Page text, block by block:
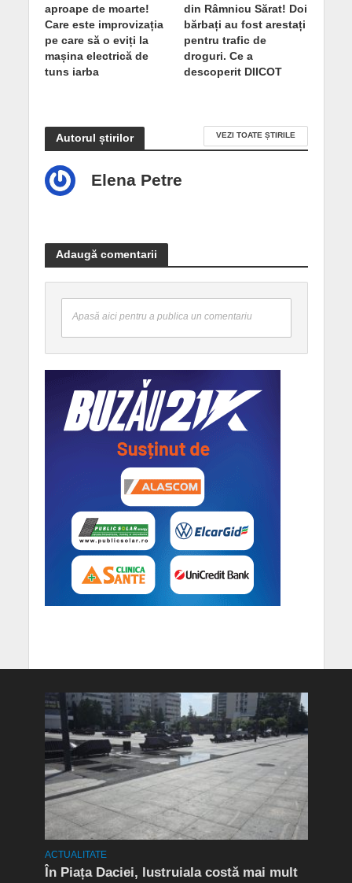
aproape de moarte!
Care este improvizația
pe care să o eviți la
mașina electrică de
tuns iarba
din Râmnicu Sărat! Doi
bărbați au fost arestați
pentru trafic de
droguri. Ce a
descoperit DIICOT
Autorul știrilor VEZI TOATE ȘTIRILE
Elena Petre
Adaugă comentarii
Apasă aici pentru a publica un comentariu
ACTUALITATE
În Piața Daciei, lustruiala costă mai mult